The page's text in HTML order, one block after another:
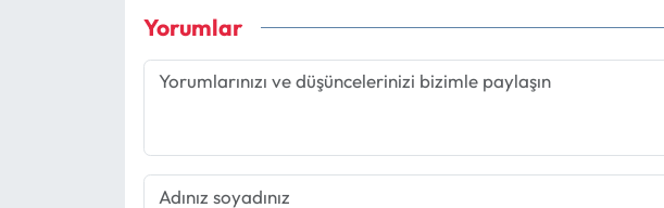
Yorumlar